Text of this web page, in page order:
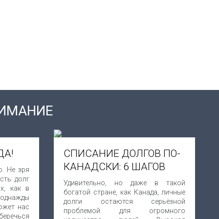
Не зря
долг
как в
нас
СПИСАНИЕ ДОЛГОВ ПО-
КАНАДСКИ: 6 ШАГОВ
Удивительно, но даже в такой
богатой стране, как Канада, личные
долги остаются серьёзной
проблемой для огромного